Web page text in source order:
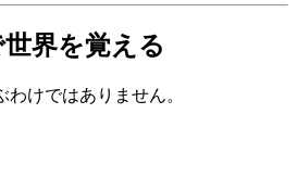
界を覚える
けではありません。